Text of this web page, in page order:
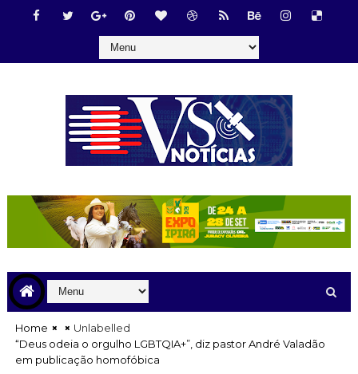
Home
Unlabelled
“Deus odeia o orgulho LGBTQIA+”, diz pastor André Valadão
em publicação homofóbica